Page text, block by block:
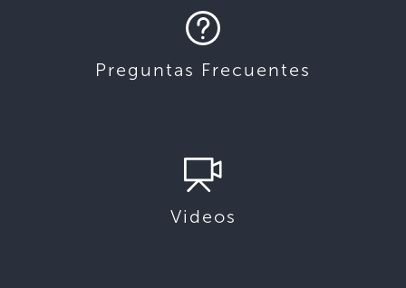
Preguntas Frecuentes
Videos